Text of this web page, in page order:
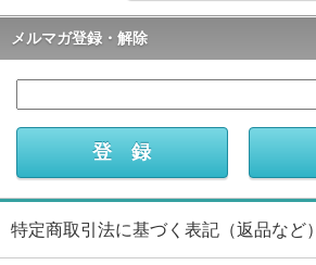
メルマガ登録・解除
特定商取引法に基づく表記（返品など）